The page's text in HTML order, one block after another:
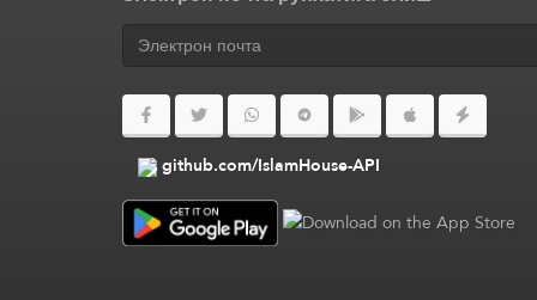
github.com/IslamHouse-API